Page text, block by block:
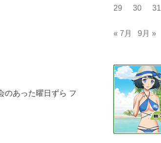
のあった曜日ずら フ
29
30 31
« 7月 9月 »